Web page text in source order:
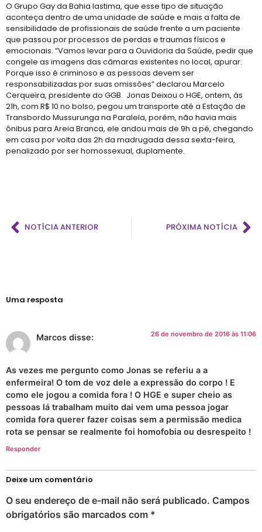
O Grupo Gay da Bahia lastima, que esse tipo de situação
aconteça dentro de uma unidade de saúde e mais a falta de
sensibilidade de profissionais de saúde frente a um paciente
que passou por processos de perdas e traumas físicos e
emocionais. “Vamos levar para a Ouvidoria da Saúde, pedir que
congele as imagens das câmaras existentes no local, apurar.
Porque isso é criminoso e as pessoas devem ser
responsabilizadas por suas omissões” declarou Marcelo
Cerqueira, presidente do GGB. Jonas Deixou o HGE, ontem, ás
21h, com R$ 10 no bolso, pegou um transporte até a Estação de
Transbordo Mussurunga na Paralela, porém, não havia mais
ônibus para Areia Branca, ele andou mais de 9h a pé, chegando
em casa por volta das 2h da madrugada dessa sexta-feira,
penalizado por ser homossexual, duplamente.
NOTÍCIA ANTERIOR PRÓXIMA NOTÍCIA
Uma resposta
Marcos disse: 26 de novembro de 2016 às 11:06
As vezes me pergunto como Jonas se referiu a a
enfermeira! O tom de voz dele a expressão do corpo ! E
como ele jogou a comida fora ! O HGE e super cheio as
pessoas lá trabalham muito dai vem uma pessoa jogar
comida fora querer fazer coisas sem a permissão medica
rota se pensar se realmente foi homofobia ou desrespeito !
Responder
Deixe um comentário
O seu endereço de e-mail não será publicado. Campos
obrigatórios são marcados com *